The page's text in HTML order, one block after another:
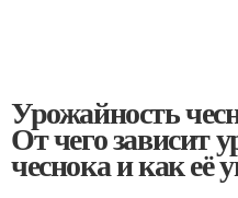
Урожайность
От чего зависит
чеснока и как её